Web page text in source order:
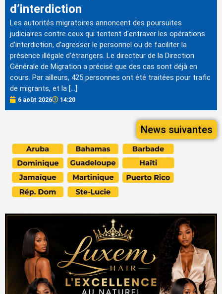
d’interdiction
Les autorités migratoires annoncent des poursuites
judiciaires contre ceux qui tentent d'entraver les opérations
d'interdiction, d'agresser le personnel ou de faciliter la
présence illégale d'étrangers. Le directeur de la Direction
Générale de Migration a précisé que des cas sont déjà en
cours. Par ailleurs, 425 personnes ont été traitées pour trafic
de migrants, et la […]
6 août 2026 14:20
News suivantes